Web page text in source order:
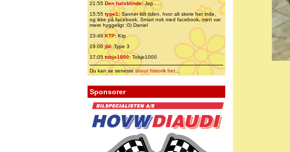
21:55 Den halvblinde:Jep.....
15:55 type1:Savner lidt tiden, hvor alt skete her inde,
og ikke på facebook. Smart nok med facebook, men var
mere hyggeligt ;0) Daniel
23:46 KTP:Ktp
19:06jbl:Type 3
17:05tobje1000: Tobje1000
Du kan se senesteshout historik her...
Sponsorer